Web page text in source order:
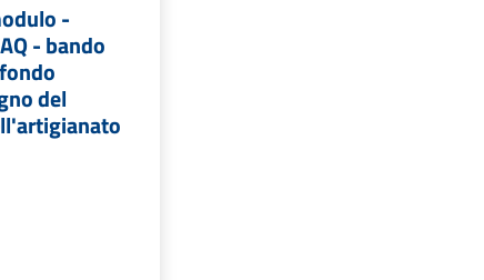
-
- bando
del